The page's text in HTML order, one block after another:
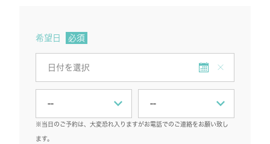
希望日 必須
※当日のご予約は、大変恐れ入りますがお電話でのご連絡をお願い致し
ます。